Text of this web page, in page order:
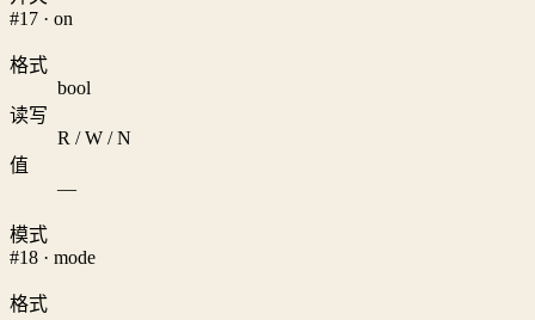
#17 · on
格式
bool
读写
R / W / N
值
—
模式
#18 · mode
格式